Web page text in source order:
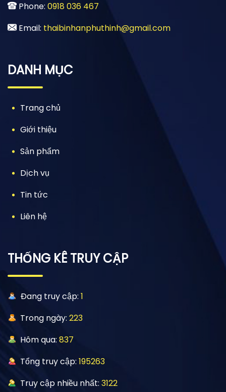
Phone: 0918 036 467
Email: thaibinhanphuthinh@gmail.com
DANH MỤC
Trang chủ
Giới thiệu
Sản phẩm
Dịch vụ
Tin tức
Liên hệ
THỐNG KÊ TRUY CẬP
Đang truy cập: 1
Trong ngày: 223
Hôm qua: 837
Tổng truy cập: 195263
Truy cập nhiều nhất: 3122